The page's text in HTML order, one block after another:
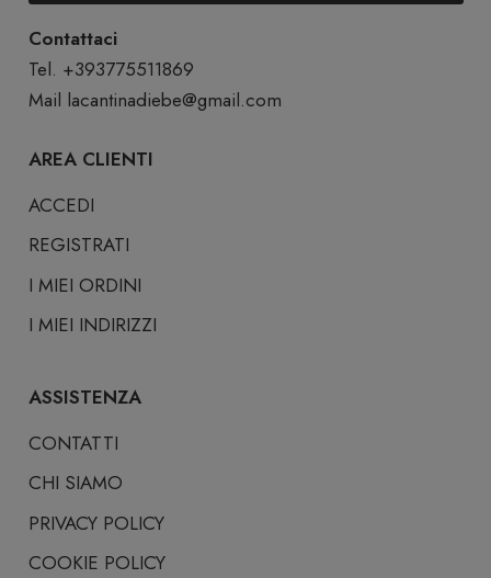
Contattaci
Tel. +393775511869
Mail lacantinadiebe@gmail.com
AREA CLIENTI
ACCEDI
REGISTRATI
I MIEI ORDINI
I MIEI INDIRIZZI
ASSISTENZA
CONTATTI
CHI SIAMO
PRIVACY POLICY
COOKIE POLICY